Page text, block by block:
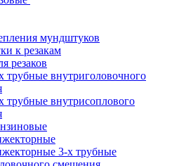
мундштуков
к резакам
резаков
трубные внутриголовочного
трубные внутрисоплового
3-х трубные